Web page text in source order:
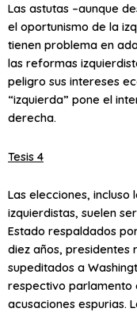
Las astutas –aunque
el oportunismo de la
tienen problema en
las reformas
peligro sus intereses
“izquierda” pone el
derecha.
Tesis 4
Las elecciones,
izquierdistas, suelen
Estado respaldados
diez años, presidentes
supeditados a
respectivo parlamento
acusaciones espurias.